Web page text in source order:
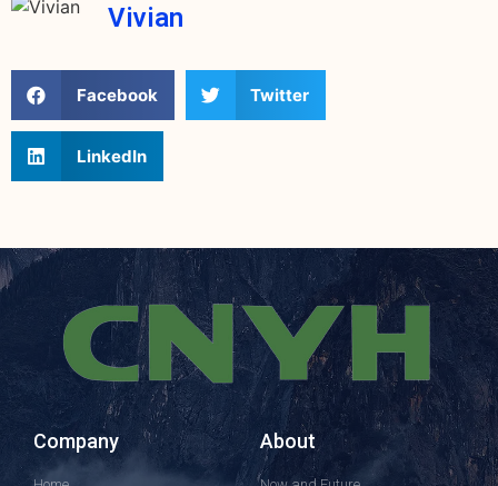
Vivian
Facebook Twitter
LinkedIn
Company About